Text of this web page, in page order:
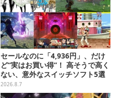
セールなのに「4,936円」、だけ
ど“実はお買い得”！ 高そうで高く
ない、意外なスイッチソフト5選
2026.8.7